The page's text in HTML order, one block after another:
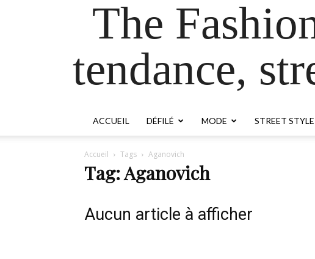
The
tendance,
ACCUEIL DÉFILÉ MODE STREET STYLE
Accueil Tags Aganovich
Tag: Aganovich
Aucun article à afficher